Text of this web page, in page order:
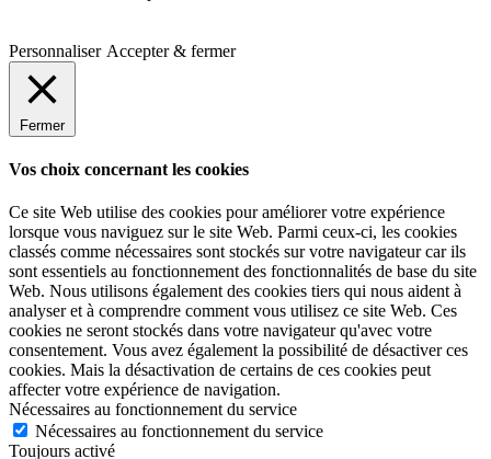
Personnaliser Accepter & fermer
Fermer
Vos choix concernant les cookies
Ce site Web utilise des cookies pour améliorer votre expérience
lorsque vous naviguez sur le site Web. Parmi ceux-ci, les cookies
classés comme nécessaires sont stockés sur votre navigateur car ils
sont essentiels au fonctionnement des fonctionnalités de base du site
Web. Nous utilisons également des cookies tiers qui nous aident à
analyser et à comprendre comment vous utilisez ce site Web. Ces
cookies ne seront stockés dans votre navigateur qu'avec votre
consentement. Vous avez également la possibilité de désactiver ces
cookies. Mais la désactivation de certains de ces cookies peut
affecter votre expérience de navigation.
Nécessaires au fonctionnement du service
Nécessaires au fonctionnement du service
Toujours activé